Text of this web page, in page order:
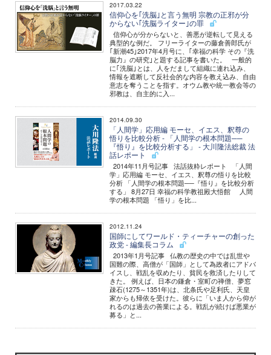
2017.03.22
信仰心を｢洗脳｣と言う無明 宗教の正邪が分
からない｢洗脳ライター｣の罪
信仰心が分からないと、善悪が逆転して見える
典型的な例だ。 フリーライターの藤倉善郎氏が
｢新潮45｣2017年4月号に、｢幸福の科学 その『洗
脳力』の研究｣と題する記事を書いた。 一般的
に｢洗脳｣とは、人をだまして組織に連れ込み、
情報を遮断して反社会的な内容を教え込み、自由
意志を奪うことを指す。オウム教や統一教会等の
邪教は、自主的に入...
2014.09.30
「人間学」応用編 モーセ、イエス、釈尊の
悟りを比較分析 - 「人間学の根本問題──
『悟り』を比較分析する」 - 大川隆法総裁 法
話レポート
2014年11月号記事 法話抜粋レポート 「人間
学」応用編 モーセ、イエス、釈尊の悟りを比較
分析 「人間学の根本問題──『悟り』を比較分析
する」 8月27日 幸福の科学教祖殿大悟館 人間
学の根本問題 「悟り」を比...
2012.11.24
国師にしてワールド・ティーチャーの創った
政党 - 編集長コラム
2013年1月号記事 仏教の歴史の中では乱世や
国難の際、高僧が「国師」として為政者にアドバ
イスし、戦乱を収めたり、貧民を救済したりして
きた。 例えば、日本の鎌倉・室町の禅僧、夢窓
疎石(1275～1351年)は、北条氏や足利氏、天皇
家からも帰依を受けた。彼らに「いま人から仰が
れるのは過去の善業による。戦乱が続けば悪業が
募る」と...